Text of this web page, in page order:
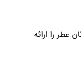
عطر را ارائه